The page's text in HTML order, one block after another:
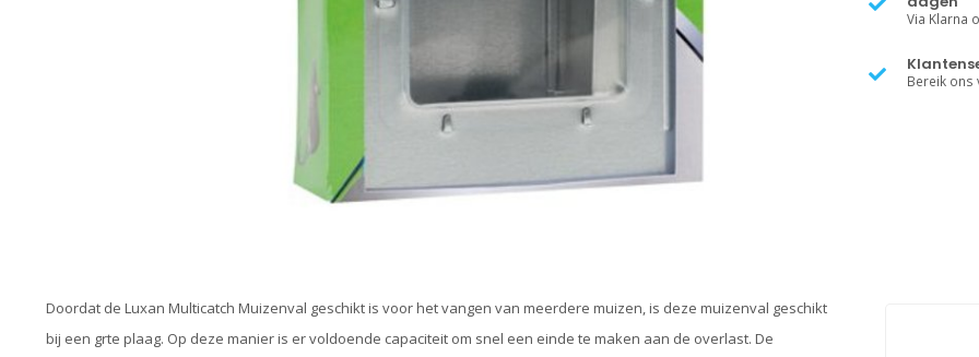
Via Klarna
Bereik ons
Doordat de Luxan Multicatch Muizenval geschikt is voor het vangen van meerdere muizen, is deze muizenval geschikt
bij een grte plaag. Op deze manier is er voldoende capaciteit om snel een einde te maken aan de overlast. De